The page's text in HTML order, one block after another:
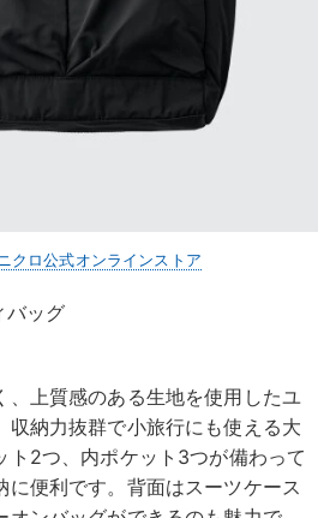
クロ公式オンラインストア
バッグ
、上質感のある生地を使用したユ
収納力抜群で小旅行にも使える大
ト2つ、内ポケット3つが備わって
に便利です。背面はスーツケース